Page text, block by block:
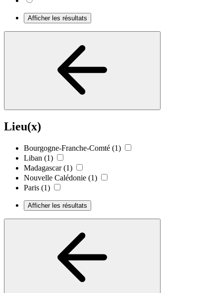
Afficher les résultats
Lieu(x)
Bourgogne-Franche-Comté (1)
Liban (1)
Madagascar (1)
Nouvelle Calédonie (1)
Paris (1)
Afficher les résultats